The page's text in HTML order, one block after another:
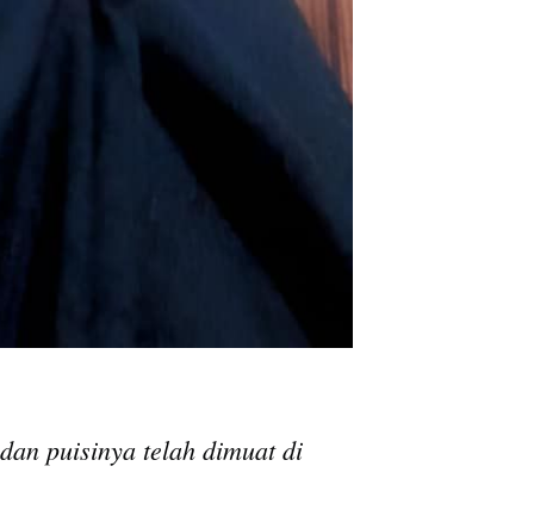
puisinya telah dimuat di